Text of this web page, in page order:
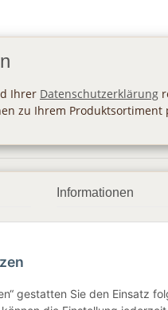
Ihrer Datenschutzerklärung
zu Ihrem Produktsortiment
Informationen
Newsletter
gestatten Sie den Einsatz